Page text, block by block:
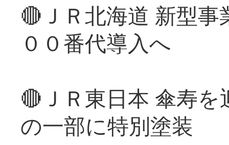
🔴ＪＲ北海道 新型
００番代導入へ
🔴ＪＲ東日本 傘寿
の一部に特別塗装